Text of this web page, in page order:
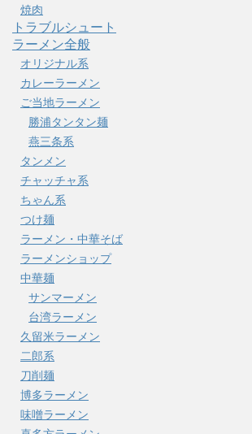
焼肉
トラブルシュート
ラーメン全般
オリジナル系
カレーラーメン
ご当地ラーメン
勝浦タンタン麺
燕三条系
タンメン
チャッチャ系
ちゃん系
つけ麺
ラーメン・中華そば
ラーメンショップ
中華麺
サンマーメン
台湾ラーメン
久留米ラーメン
二郎系
刀削麺
博多ラーメン
味噌ラーメン